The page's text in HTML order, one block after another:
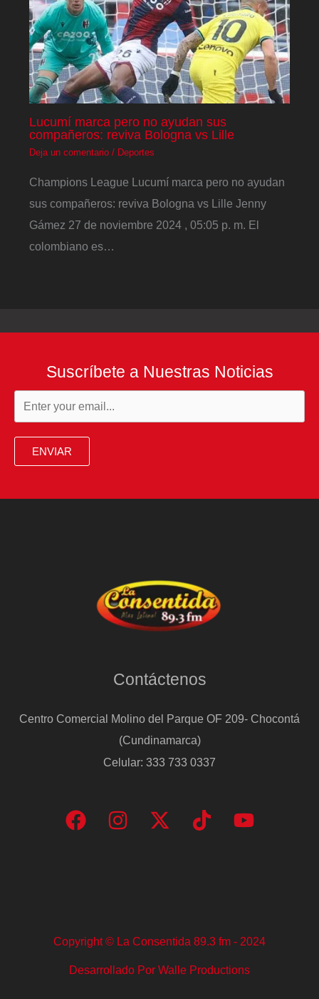
Lucumí marca pero no ayudan sus
compañeros: reviva Bologna vs Lille
Deja un comentario / Deportes
Champions League Lucumí marca pero no ayudan
sus compañeros: reviva Bologna vs Lille Jenny
Gámez 27 de noviembre 2024 , 05:05 p. m. El
colombiano es…
Suscríbete a Nuestras Noticias
ENVIAR
Contáctenos
Centro Comercial Molino del Parque OF 209- Chocontá
(Cundinamarca)
Celular: 333 733 0337
Copyright © La Consentida 89.3 fm - 2024
Desarrollado Por Walle Productions